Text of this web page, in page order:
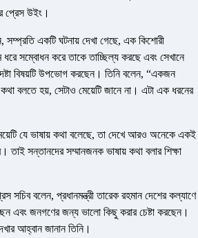
প্রেস উইং।
একটি ঘটনায় দেখা গেছে, এক কিশোরী
ধরে সম্বোধন করে তাকে তাচ্ছিল্য করছে এবং সেখানে
বিষয়টি উপভোগ করছেন। তিনি বলেন, “একজন
কথা বলতে হয়, সেটাও মেয়েটি জানে না। এটা এক ধরনের
যে ভাষায় কথা বলেছে, তা দেখে আরও অনেকে একই
তাই সন্তানদের সম্মানজনক ভাষায় কথা বলার শিক্ষা
সচিব বলেন, প্রধানমন্ত্রী তারেক রহমান দেশের কল্যাণে
এবং জনগণের জন্য ভালো কিছু করার চেষ্টা করছেন।
আহ্বান জানান তিনি।